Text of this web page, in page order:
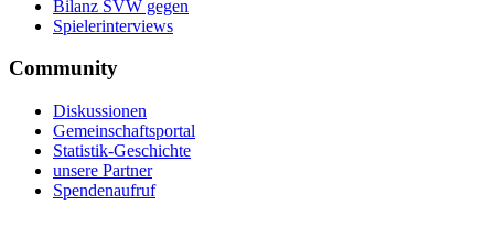
Bilanz SVW gegen
Spielerinterviews
Community
Diskussionen
Gemeinschaftsportal
Statistik-Geschichte
unsere Partner
Spendenaufruf